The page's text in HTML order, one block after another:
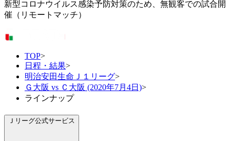
新型コロナウイルス感染予防対策のため、無観客での試合開
催（リモートマッチ）
TOP>
日程・結果>
明治安田生命Ｊ１リーグ>
Ｇ大阪 vs Ｃ大阪 (2020年7月4日)>
ラインナップ
Ｊリーグ公式サービス